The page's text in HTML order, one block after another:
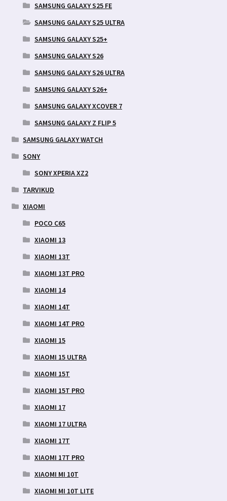
SAMSUNG GALAXY S25 FE
SAMSUNG GALAXY S25 ULTRA
SAMSUNG GALAXY S25+
SAMSUNG GALAXY S26
SAMSUNG GALAXY S26 ULTRA
SAMSUNG GALAXY S26+
SAMSUNG GALAXY XCOVER 7
SAMSUNG GALAXY Z FLIP 5
SAMSUNG GALAXY WATCH
SONY
SONY XPERIA XZ2
TARVIKUD
XIAOMI
POCO C65
XIAOMI 13
XIAOMI 13T
XIAOMI 13T PRO
XIAOMI 14
XIAOMI 14T
XIAOMI 14T PRO
XIAOMI 15
XIAOMI 15 ULTRA
XIAOMI 15T
XIAOMI 15T PRO
XIAOMI 17
XIAOMI 17 ULTRA
XIAOMI 17T
XIAOMI 17T PRO
XIAOMI MI 10T
XIAOMI MI 10T LITE